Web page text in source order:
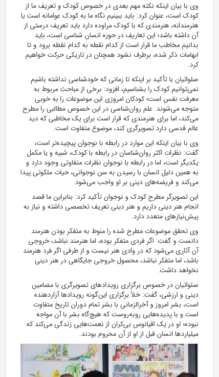
وی با بیان اینکه نکته مهم بعدی در خصوص کودک و تعریف ما از
کودک است، عنوان کرد: باید ببینیم نگاه ما به کودک عوامانه است یا
هنرمندانه، هنرمندی که با کودک مراوده دارد باید تعریف درستی از
آن داشته باشد؛ این تعاریف در حوزه انسان شناسی است، باید
بدانیم مخاطب ما قرار است از کدام نقطه به کدام نقطه برود و تا
ابهامات ذکر شده، برطرف نشود همچنان در تاریکی حرکت خواهیم
کرد.
صلواتیان با تأکید بر اینکه تا زمانی که خودشناسی نداشته باشیم
نمی‌توانیم کودک را بشناسیم، افزود: برخی از مباحث مربوط به
معرفت نفس است؛ کودکان امروزی این موضوعات را به خوبی
متوجه می‌شوند. علم روان‌شناسی در این خصوص مطالبی را مطرح
می‌کند، اما برای هنرمندی که قرار است برای یک مخاطبی که دید
عالم قدسی دارد تصویرگری کند، موضوع متفاوت است.
وی با بیان اینکه این موارد در رابطه با نوجوان پیچیده‌تر است،
گفت: نظرات اکثر روان‌شناسان در رابطه با کودک، شبیه و یا مکمل
یکدیگر است، اما در رابطه با نوجوان نظرات متفاوتی وجود دارد و
به همین دلیل انسان با رسیدن به سن نوجوانی، حیات ملکوتی پیدا
می‌کند و فریضه‌های دینی بر او واجب می‌شود.
این تصویرگر مطرح کودک و نوجوان تأکید کرد: بنابراین ما قصد
انجام هنر دینی داریم و هنر دینی تعریف تخصصی داشته و نیاز به
پیش‌نیاز‌های متعدد دارد.
وی تحقق موضوعات مطرح شده را منوط به متفکر بودن هنرمند
دانست و گفت: اگر فردی متفکر بوده، اما هنرمند نباشد، خروجی
آن آثاری می‌شود که در وادی هنر نیست و از طرفی اگر فرد هنرمند
باشد، اما متفکر نباشد، محصول خروجی جایگاهی در هنر دینی
نخواهد داشت.
صلواتیان در خصوص برگزاری رویداد‌های تصویرگری با مضامین
دینی و ارزشی، گفت: خلأ برگزاری این‌گونه رویداد‌ها آزاردهنده
است، بشر امروز و آخرالزمانی با بشر تمام دوران تاریخ متفاوت
است و با پدیده‌هایی روبه‌روست که هیچ‌گاه بشر با آن مواجه
نبوده؛ او در یک اقیانوس بی‌کران از نعمت‌هایی زندگی می‌کند که
میلیارد‌ها انسان قبل از او از آن محروم بودند.